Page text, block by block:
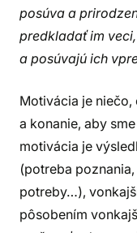
posúva a
predkladať im
a posúvajú ich
Motivácia je niečo,
a konanie, aby
motivácia je
(potreba
potreby…),
pôsobením